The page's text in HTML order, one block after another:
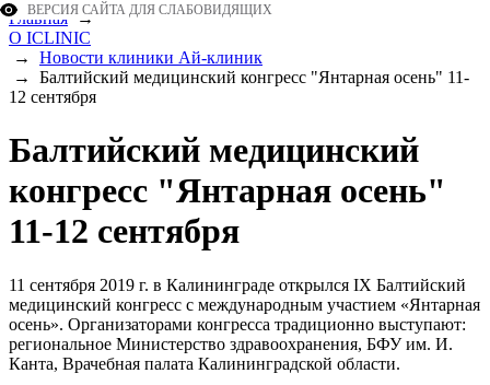
ВЕРСИЯ САЙТА ДЛЯ СЛАБОВИДЯЩИХ
Главная→
О ICLINIC
→ Новости клиники Ай-клиник
→ Балтийский медицинский конгресс "Янтарная осень" 11-
12 сентября
Балтийский медицинский
конгресс "Янтарная осень"
11-12 сентября
11 сентября 2019 г. в Калининграде открылся IX Балтийский
медицинский конгресс с международным участием «Янтарная
осень». Организаторами конгресса традиционно выступают:
региональное Министерство здравоохранения, БФУ им. И.
Канта, Врачебная палата Калининградской области.